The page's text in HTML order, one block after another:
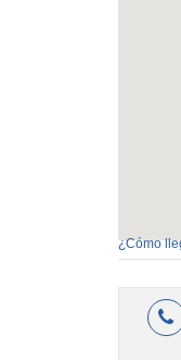
¿Cómo